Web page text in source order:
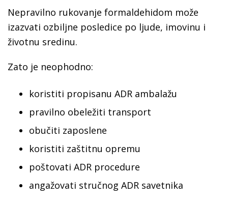
Nepravilno rukovanje formaldehidom može
izazvati ozbiljne posledice po ljude, imovinu i
životnu sredinu.
Zato je neophodno:
koristiti propisanu ADR ambalažu
pravilno obeležiti transport
obučiti zaposlene
koristiti zaštitnu opremu
poštovati ADR procedure
angažovati stručnog ADR savetnika